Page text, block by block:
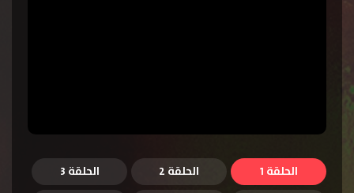
الحلقة 1 الحلقة 2
الحلقة 3